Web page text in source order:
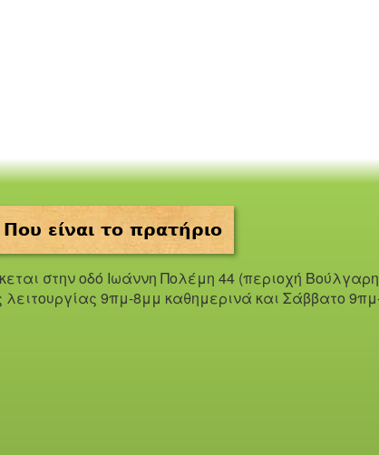
Που είναι το πρατήριο
στην οδό Iωάννη Πολέμη 44 (περιοχή
λειτουργίας 9πμ-8μμ καθημερινά και Σάββατο